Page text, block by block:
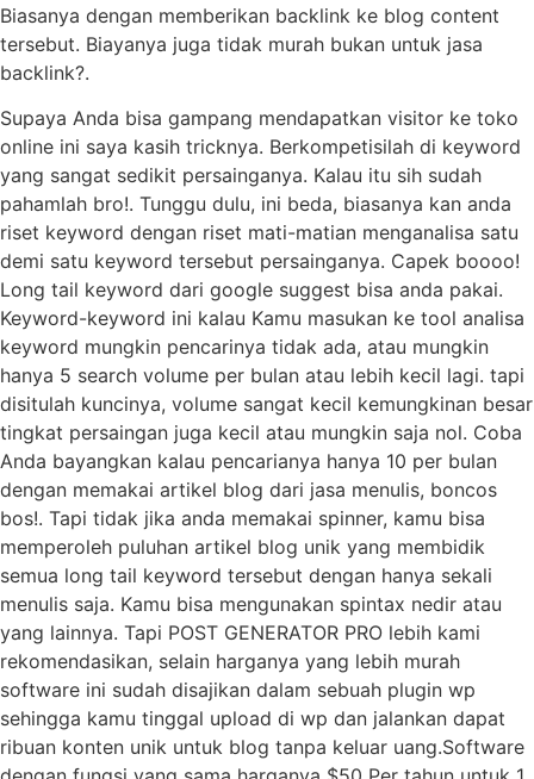
Biasanya dengan memberikan backlink ke blog content
tersebut. Biayanya juga tidak murah bukan untuk jasa
backlink?.
Supaya Anda bisa gampang mendapatkan visitor ke toko
online ini saya kasih tricknya. Berkompetisilah di keyword
yang sangat sedikit persainganya. Kalau itu sih sudah
pahamlah bro!. Tunggu dulu, ini beda, biasanya kan anda
riset keyword dengan riset mati-matian menganalisa satu
demi satu keyword tersebut persainganya. Capek boooo!
Long tail keyword dari google suggest bisa anda pakai.
Keyword-keyword ini kalau Kamu masukan ke tool analisa
keyword mungkin pencarinya tidak ada, atau mungkin
hanya 5 search volume per bulan atau lebih kecil lagi. tapi
disitulah kuncinya, volume sangat kecil kemungkinan besar
tingkat persaingan juga kecil atau mungkin saja nol. Coba
Anda bayangkan kalau pencarianya hanya 10 per bulan
dengan memakai artikel blog dari jasa menulis, boncos
bos!. Tapi tidak jika anda memakai spinner, kamu bisa
memperoleh puluhan artikel blog unik yang membidik
semua long tail keyword tersebut dengan hanya sekali
menulis saja. Kamu bisa mengunakan spintax nedir atau
yang lainnya. Tapi POST GENERATOR PRO lebih kami
rekomendasikan, selain harganya yang lebih murah
software ini sudah disajikan dalam sebuah plugin wp
sehingga kamu tinggal upload di wp dan jalankan dapat
ribuan konten unik untuk blog tanpa keluar uang.Software